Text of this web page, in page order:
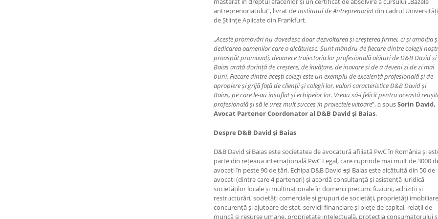
antreprenoriatului”, livrat deInstitutul de Antreprenoriatdin cadrul
de Științe Aplicate din Frankfurt.
„Aceste promovări nu dovedesc doar dezvoltarea și creșterea firmei, ci și ambiția
dedicarea oamenilor care o alcătuiesc. Sunt mândru de fiecare dintre colegii
proaspăt promovați, deoarece traiectoria lor profesională alături de D&B David și
Baias arată dorință de creștere, de învățare, de inovare și de a deveni zi de zi mai
buni. Fiecare dintre acești colegi este un exemplu de excelență profesională și de
apropiere și grijă față de clienții şi colegii lor, valori caracteristice D&B David și
Baias, pe care le-au insuflat și echipelor lor. Vreau să-i felicit pentru această
profesională și să le urez mult succes în proiectele viitoare”, a spusSorin David,
Avocat Partener Coordonator al D&B David și Baias.
Despre D&B David și Baias
D&B David și Baias este societatea de avocatură afiliată PwC în România și
parte din rețeaua internațională PwC Legal, care cuprinde mai mult de 3000
avocați în peste 90 de țări. Echipa D&B David sși Baias este alcătuită din 50 de
avocați (dintre care 4 parteneri) și acordă consultanță și asistență juridică
societăților locale și multinaționale în domenii precum: fuziuni, achiziții și
restructurări, societăți comerciale și grupuri de societăți, proprietăți
concurență și ajutoare de stat, servicii financiare și piețe de capital, relații de
muncă și resurse umane, proprietate intelectuală, protecția consumatorului